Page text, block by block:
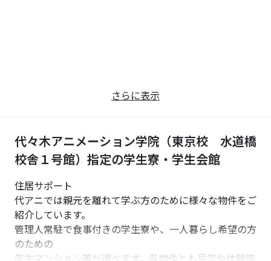
さらに表示
代々木アニメーション学院（東京校 水道橋
校舎１号館）指定の学生寮・学生会館
住居サポート
代アニでは親元を離れて学ぶ方のために様々な物件をご
紹介しています。
管理人常駐で食事付きの学生寮や、一人暮らし希望の方
のための
学生マンション等が選べます。各物件とも見学や体験宿